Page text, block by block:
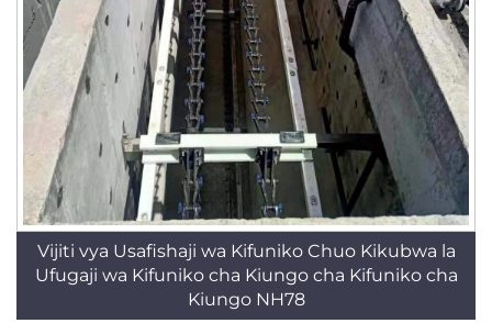
Vijiti vya Usafishaji wa Kifuniko Chuo Kikubwa la
Ufugaji wa Kifuniko cha Kiungo cha Kifuniko cha
Kiungo NH78